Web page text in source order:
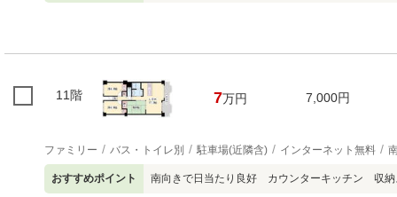
11階 7万円 7,000円
ファミリー バス・トイレ別 駐車場(近隣含) インターネット無料
おすすめポイント 南向きで日当たり良好 カウンターキッチン 収納